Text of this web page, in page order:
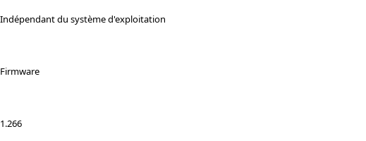
Indépendant du système d'exploitation
Firmware
1.266